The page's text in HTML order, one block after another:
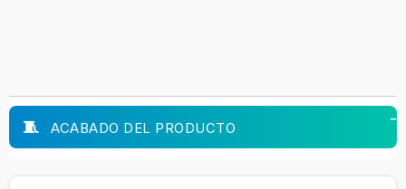
ACABADO DEL PRODUCTO